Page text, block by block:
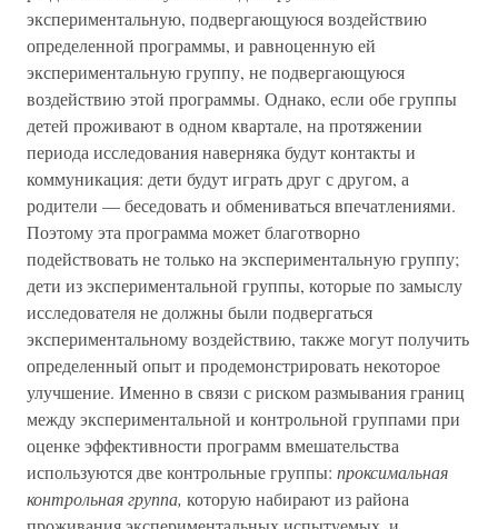
экспериментальную, подвергающуюся воздействию
определенной программы, и равноценную ей
экспериментальную группу, не подвергающуюся
воздействию этой программы. Однако, если обе группы
детей проживают в одном квартале, на протяжении
периода исследования наверняка будут контакты и
коммуникация: дети будут играть друг с другом, а
родители — беседовать и обмениваться впечатлениями.
Поэтому эта программа может благотворно
подействовать не только на экспериментальную группу;
дети из экспериментальной группы, которые по замыслу
исследователя не должны были подвергаться
экспериментальному воздействию, также могут получить
определенный опыт и продемонстрировать некоторое
улучшение. Именно в связи с риском размывания границ
между экспериментальной и контрольной группами при
оценке эффективности программ вмешательства
используются две контрольные группы: проксимальная
контрольная группа, которую набирают из района